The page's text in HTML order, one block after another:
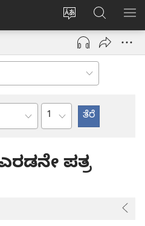
ವೆಬ್‌ಸೈಟ್‌ನ
ಭಾಷೆಯನ್ನು
ಬದಲಿಸು
ಲಾಗ್
ಇನ್
(opens
new
ಹುಡುಕಿ
ಅಧ್ಯಾಯ
ಪತ್ರ